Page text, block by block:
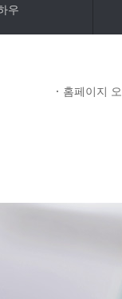
우
홈페이지